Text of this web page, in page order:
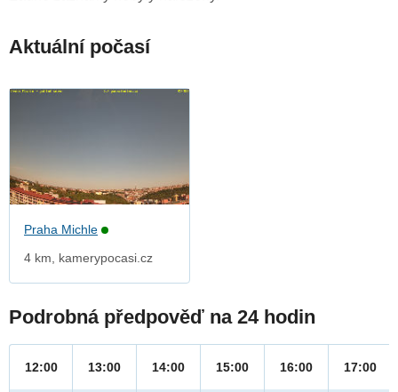
Aktuální počasí
Praha Michle
4 km, kamerypocasi.cz
Podrobná předpověď na 24 hodin
12:00 13:00 14:00 15:00 16:00 17:00